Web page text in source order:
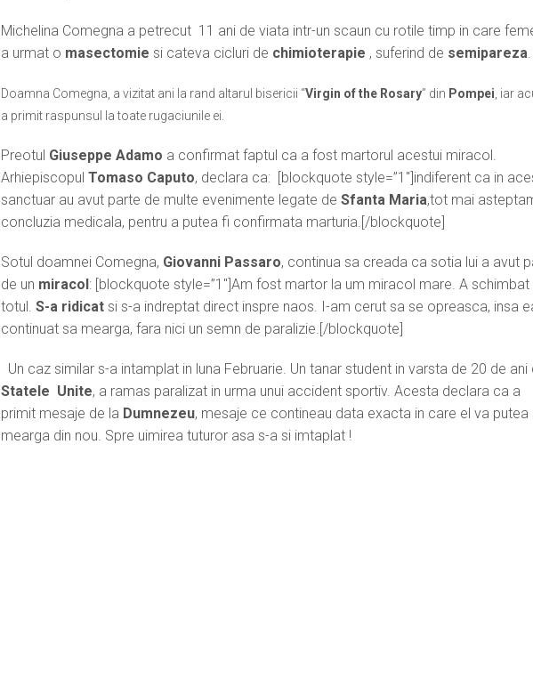
Michelina Comegna a petrecut 11 ani de viata intr-un scaun cu rotile timp in care
a urmat o masectomie si cateva cicluri de chimioterapie , suferind de semipareza
Doamna Comegna, a vizitat ani la rand altarul bisericii “Virgin of the Rosary” din Pompei , iar
a primit raspunsul la toate rugaciunile ei.
Preotul Giuseppe Adamo a confirmat faptul ca a fost martorul acestui miracol.
Arhiepiscopul Tomaso Caputo, declara ca: [blockquote style=”1″]indiferent ca in
sanctuar au avut parte de multe evenimente legate de Sfanta Maria,tot mai
concluzia medicala, pentru a putea fi confirmata marturia.[/blockquote]
Sotul doamnei Comegna, Giovanni Passaro, continua sa creada ca sotia lui a avut
de un miracol: [blockquote style=”1″]Am fost martor la um miracol mare. A schimbat
totul. S-a ridicat si s-a indreptat direct inspre naos. I-am cerut sa se opreasca, insa
continuat sa mearga, fara nici un semn de paralizie.[/blockquote]
Un caz similar s-a intamplat in luna Februarie. Un tanar student in varsta de 20 de ani
Statele Unite, a ramas paralizat in urma unui accident sportiv. Acesta declara ca a
primit mesaje de la Dumnezeu, mesaje ce contineau data exacta in care el va putea
mearga din nou. Spre uimirea tuturor asa s-a si imtaplat !